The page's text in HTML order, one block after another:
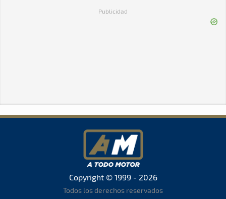
Publicidad
Copyright © 1999 - 2026
Todos los derechos reservados